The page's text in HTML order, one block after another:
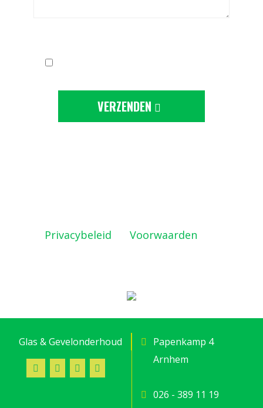
VERZENDEN
Privacybeleid enVoorwaarden
Glas & Gevelonderhoud
Papenkamp 4
Arnhem
026 - 389 11 19